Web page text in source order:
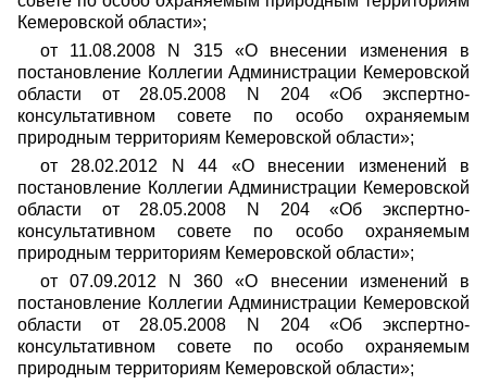
Кемеровской области»;
от 11.08.2008 N 315 «О внесении изменения в
постановление Коллегии Администрации Кемеровской
области от 28.05.2008 N 204 «Об экспертно-
консультативном совете по особо охраняемым
природным территориям Кемеровской области»;
от 28.02.2012 N 44 «О внесении изменений в
постановление Коллегии Администрации Кемеровской
области от 28.05.2008 N 204 «Об экспертно-
консультативном совете по особо охраняемым
природным территориям Кемеровской области»;
от 07.09.2012 N 360 «О внесении изменений в
постановление Коллегии Администрации Кемеровской
области от 28.05.2008 N 204 «Об экспертно-
консультативном совете по особо охраняемым
природным территориям Кемеровской области»;